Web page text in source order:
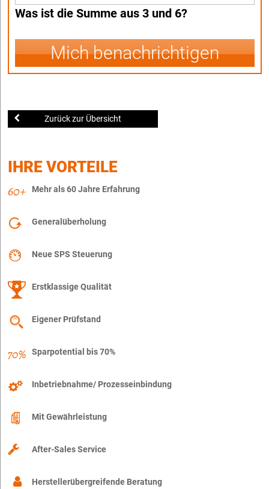
Was ist die Summe aus 3 und 6?
Mich benachrichtigen
Zurück zur Übersicht
IHRE VORTEILE
Mehr als 60 Jahre Erfahrung
Generalüberholung
Neue SPS Steuerung
Erstklassige Qualität
Eigener Prüfstand
Sparpotential bis 70%
Inbetriebnahme/ Prozesseinbindung
Mit Gewährleistung
After-Sales Service
Herstellerübergreifende Beratung